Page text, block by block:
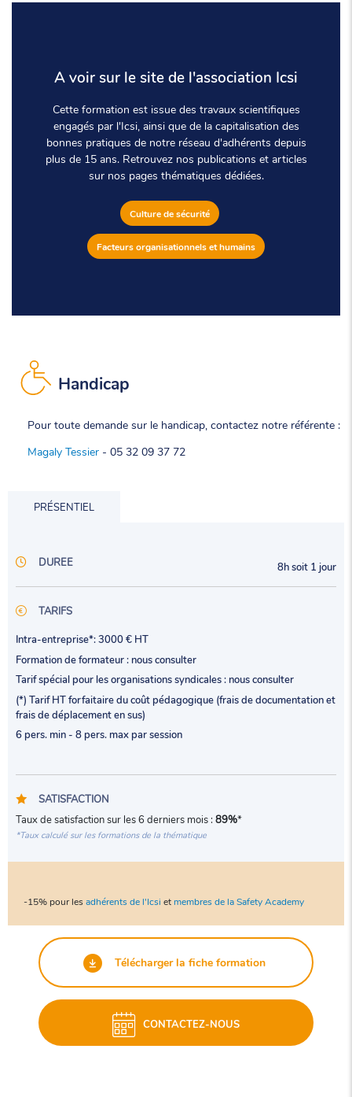
A voir sur le site de l'association Icsi
Cette formation est issue des travaux scientifiques
engagés par l'Icsi, ainsi que de la capitalisation des
bonnes pratiques de notre réseau d'adhérents depuis
plus de 15 ans. Retrouvez nos publications et articles
sur nos pages thématiques dédiées.
Culture de sécurité
Facteurs organisationnels et humains
Handicap
Pour toute demande sur le handicap, contactez notre référente :
Magaly Tessier - 05 32 09 37 72
PRÉSENTIEL
DUREE 8h soit 1 jour
TARIFS
Intra-entreprise*: 3000 € HT
Formation de formateur : nous consulter
Tarif spécial pour les organisations syndicales : nous consulter
(*) Tarif HT forfaitaire du coût pédagogique (frais de documentation et
frais de déplacement en sus)
6 pers. min - 8 pers. max par session
SATISFACTION
Taux de satisfaction sur les 6 derniers mois : 89%*
*Taux calculé sur les formations de la thématique
-15% pour lesadhérents de l'Icsi et membres de la Safety Academy
Télécharger la fiche formation
CONTACTEZ-NOUS